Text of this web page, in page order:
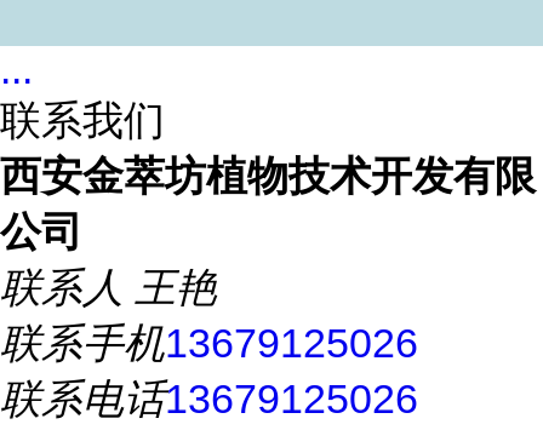
...
联系我们
西安金萃坊植物技术开发有限
公司
联系人 王艳
联系手机13679125026
联系电话13679125026